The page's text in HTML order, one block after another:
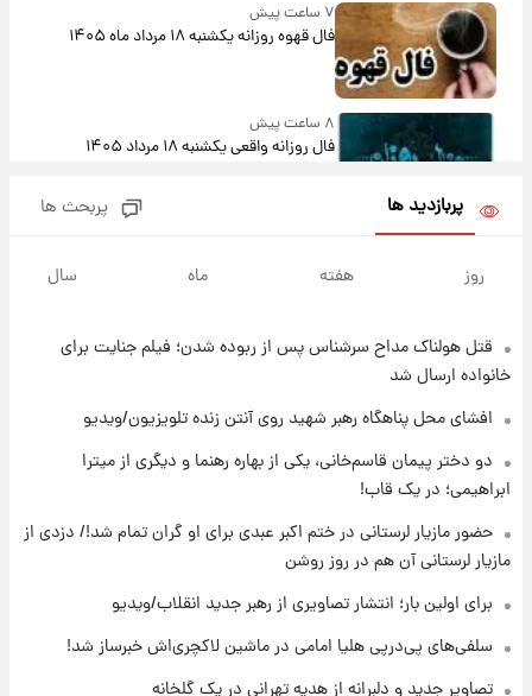
۷ ساعت پیش
فال قهوه روزانه یکشنبه ۱۸ مرداد ماه ۱۴۰۵
۸ ساعت پیش
فال روزانه واقعی یکشنبه ۱۸ مرداد ۱۴۰۵
جدول
۱۶ ساعت پیش
۱۹ ساعت پیش
۱۹ ساعت پیش
برای اولین بار؛ انتشار تصاویری از رهبر جدید
انقلاب/ویدیو
۲۰ ساعت پیش
پربازدید ها پربحث ها
روز هفته ماه سال
قتل هولناک مداح سرشناس پس از ربوده شدن؛ فیلم جنایت برای
خانواده ارسال شد
افشای محل پناهگاه‌ رهبر شهید روی آنتن زنده تلویزیون/ویدیو
دو دختر پیمان قاسم‌خانی، یکی از بهاره رهنما و دیگری از میترا
ابراهیمی؛ در یک قاب!
حضور مازیار لرستانی در ختم اکبر عبدی برای او گران تمام شد!/ دزدی از
مازیار لرستانی آن هم در روز روشن
برای اولین بار؛ انتشار تصاویری از رهبر جدید انقلاب/ویدیو
سلفی‌های پی‌درپی هلیا امامی در ماشین لاکچری‌اش خبرساز شد!
تصاویر جدید و دلبرانه از هدیه تهرانی در یک گلخانه